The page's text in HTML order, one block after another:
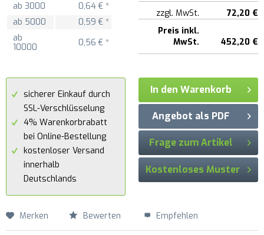
ab 3000
0,64 € *
ab 5000
0,59 € *
ab
10000
0,56 € *
zzgl. MwSt.
72,20 €
Preis inkl.
MwSt.
452,20 €
sicherer Einkauf durch
SSL-Verschlüsselung
4% Warenkorbrabatt
bei Online-Bestellung
kostenloser Versand
innerhalb
Deutschlands
In den Warenkorb
Angebot als PDF
Frage zum Artikel
Kostenloses Muster
Merken Bewerten Empfehlen